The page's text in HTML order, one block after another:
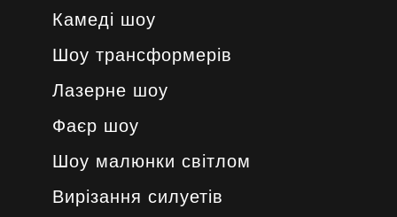
Камеді шоу
Шоу трансформерів
Лазерне шоу
Фаєр шоу
Шоу малюнки світлом
Вирізання силуетів